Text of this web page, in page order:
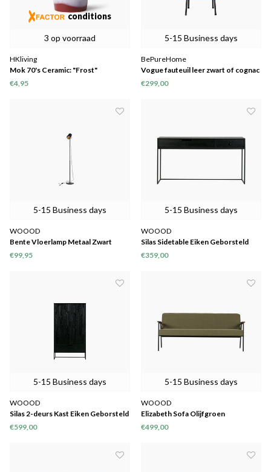
3 op voorraad
conditions
HKliving
Mok 70's Ceramic: "Frost"
€4,95
5-15 Business days
BePureHome
Vogue fauteuil leer zwart of cognac
€299,00
5-15 Business days
WOOOD
Bente Vloerlamp Metaal Zwart
€99,95
5-15 Business days
WOOOD
Silas Sidetable Eiken Geborsteld
Black Night [fsc]
€359,00
5-15 Business days
WOOOD
Silas 2-deurs Kast Eiken Geborsteld
Black Night [fsc]
€599,00
5-15 Business days
WOOOD
Elizabeth Sofa Olijfgroen
€499,00